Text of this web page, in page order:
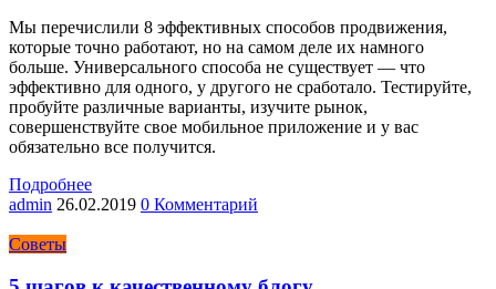
Мы перечислили 8 эффективных способов продвижения,
которые точно работают, но на самом деле их намного
больше. Универсального способа не существует — что
эффективно для одного, у другого не сработало. Тестируйте,
пробуйте различные варианты, изучите рынок,
совершенствуйте свое мобильное приложение и у вас
обязательно все получится.
Подробнее
admin 26.02.2019 0 Комментарий
Советы